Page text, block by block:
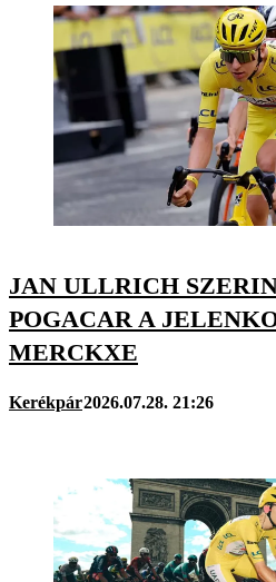
JAN ULLRICH
POGACAR A
MERCKXE
Kerékpár2026.07.28. 21:26